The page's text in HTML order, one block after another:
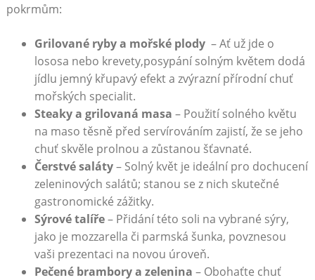
pokrmům:
Grilované ryby a mořské ​plody​ – Ať už jde o
lososa ​nebo krevety,posypání solným květem dodá
jídlu jemný křupavý efekt a zvýrazní přírodní‌ chuť
mořských specialit.
Steaky a grilovaná masa ⁣– Použití solného květu
na maso těsně před servírováním zajistí,‌ že se jeho​
chuť skvěle prolnou a zůstanou šťavnaté.
Čerstvé saláty– Solný květ⁢ je ideální pro dochucení
zeleninových salátů; stanou se z nich skutečné
gastronomické zážitky.
Sýrové talíře– Přidání této soli na vybrané sýry,
jako je mozzarella či parmská šunka, povznesou‍
vaši prezentaci na novou úroveň.
Pečené brambory a zelenina – Obohaťte chuť